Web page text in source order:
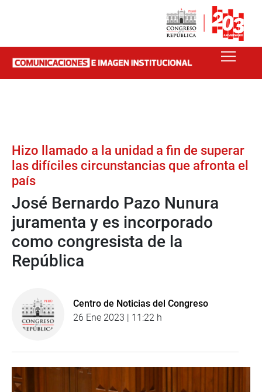
Hizo llamado a la unidad a fin de superar
las difíciles circunstancias que afronta el
país
José Bernardo Pazo Nunura
juramenta y es incorporado
como congresista de la
República
Centro de Noticias del Congreso
26 Ene 2023 | 11:22 h